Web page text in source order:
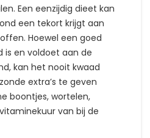
Een eenzijdig dieet kan
een tekort krijgt aan
Hoewel een goed
is en voldoet aan de
kan het nooit kwaad
extra’s te geven
boontjes, wortelen,
van bij de